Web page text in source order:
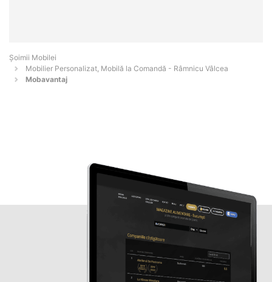
Șoimii Mobilei
Mobilier Personalizat, Mobilă la Comandă - Râmnicu Vâlcea
Mobavantaj